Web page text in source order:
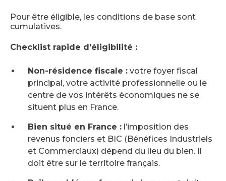
Pour être éligible, les conditions de base sont
cumulatives.
Checklist rapide d’éligibilité :
Non-résidence fiscale : votre foyer fiscal
principal, votre activité professionnelle ou le
centre de vos intérêts économiques ne se
situent plus en France.
Bien situé en France : l’imposition des
revenus fonciers et BIC (Bénéfices Industriels
et Commerciaux) dépend du lieu du bien. Il
doit être sur le territoire français.